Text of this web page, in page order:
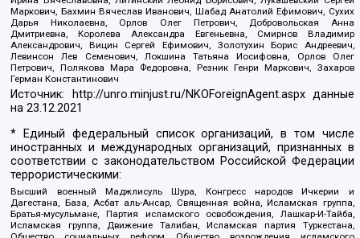
Маркович, Бахмин Вячеслав Иванович, Шабад Анатолий Ефимович, Сухих
Дарья Николаевна, Орлов Олег Петрович, Добровольская Анна
Дмитриевна, Королева Александра Евгеньевна, Смирнов Владимир
Александрович, Вицин Сергей Ефимович, Золотухин Борис Андреевич,
Левинсон Лев Семенович, Локшина Татьяна Иосифовна, Орлов Олег
Петрович, Полякова Мара Федоровна, Резник Генри Маркович, Захаров
Герман Константинович
Источник: http://unro.minjust.ru/NKOForeignAgent.aspxданные
на23.12.2021
* Единый федеральный список организаций, в том числе
иностранных и международных организаций, признанных в
соответствии с законодательством Российской Федерации
террористическими:
Высший военный Маджлисуль Шура, Конгресс народов Ичкерии и
Дагестана, База, Асбат аль-Ансар, Священная война, Исламская группа,
Братья-мусульмане, Партия исламского освобождения, Лашкар-И-Тайба,
Исламская группа, Движение Талибан, Исламская партия Туркестана,